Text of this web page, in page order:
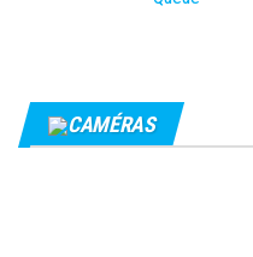
g
a
CAMÉRAS